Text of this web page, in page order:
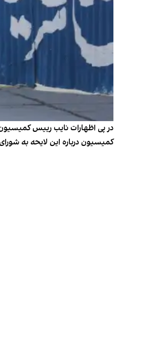
در پی اظهارات نایب رییس
کمیسیون درباره این لایحه به